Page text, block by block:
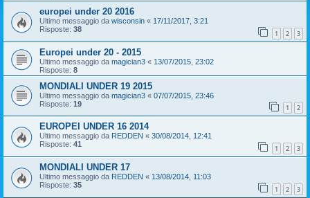
europei under 20 2016
Ultimo messaggio da wisconsin « 17/11/2017, 3:21
Risposte: 38 1 2 3
Europei under 20 - 2015
Ultimo messaggio da magician3 « 13/07/2015, 23:02
Risposte: 8
MONDIALI UNDER 19 2015
Ultimo messaggio da magician3 « 07/07/2015, 23:46
Risposte: 19 1 2
EUROPEI UNDER 16 2014
Ultimo messaggio da REDDEN « 30/08/2014, 12:41
Risposte: 41 1 2 3
MONDIALI UNDER 17
Ultimo messaggio da REDDEN « 13/08/2014, 11:03
Risposte: 35 1 2 3